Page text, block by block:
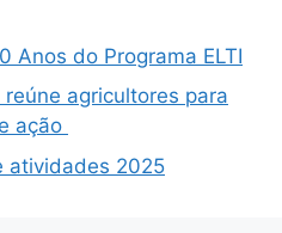
Anos do Programa ELTI
agricultores para
ação
atividades 2025